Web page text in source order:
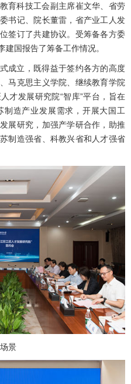
育科技工会副主席崔文华、省劳
书记、院长董雷，省产业工人发
签订了共建协议。受筹备各方委
国报告了筹备工作情况。
成立，既得益于签约各方的高度
马克思主义学院、继续教育学院
才发展研究院“智库”平台，旨在
制造产业发展需求，开展大国工
展研究，加强产学研合作，助推
制造强省、科教兴省和人才强省
景